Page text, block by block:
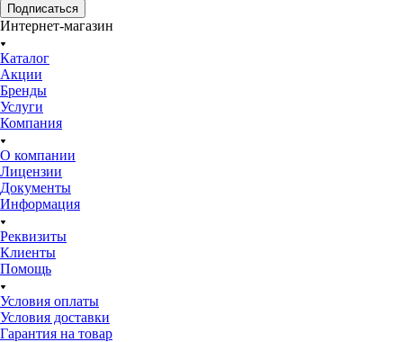
Подписаться
Интернет-магазин
Каталог
Акции
Бренды
Услуги
Компания
О компании
Лицензии
Документы
Информация
Реквизиты
Клиенты
Помощь
Условия оплаты
Условия доставки
Гарантия на товар